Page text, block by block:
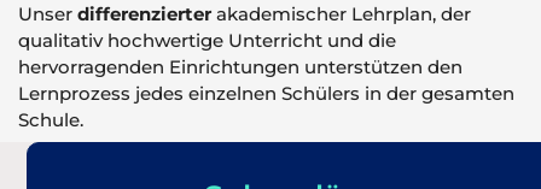
Unser differenzierter akademischer Lehrplan, der
qualitativ hochwertige Unterricht und die
hervorragenden Einrichtungen unterstützen den
Lernprozess jedes einzelnen Schülers in der gesamten
Schule.